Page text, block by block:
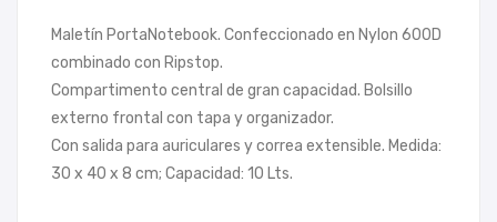
Maletín PortaNotebook. Confeccionado en Nylon 600D
combinado con Ripstop.
Compartimento central de gran capacidad. Bolsillo
externo frontal con tapa y organizador.
Con salida para auriculares y correa extensible. Medida:
30 x 40 x 8 cm; Capacidad: 10 Lts.